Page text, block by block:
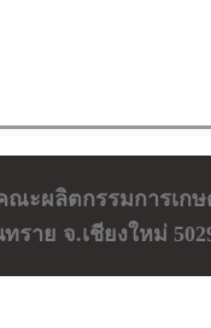
ณะผลิตกรรมการเก
ราย จ.เชียงใหม่